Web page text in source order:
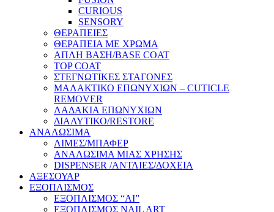
CURIOUS
SENSORY
ΘΕΡΑΠΕΙΕΣ
ΘΕΡΑΠΕΙΑ ΜΕ ΧΡΩΜΑ
ΑΠΛΗ ΒΑΣΗ/BASE COAT
TOP COAT
ΣΤΕΓΝΩΤΙΚΕΣ ΣΤΑΓΟΝΕΣ
ΜΑΛΑΚΤΙΚΟ ΕΠΩΝΥΧΙΩΝ – CUTICLE
REMOVER
ΛΑΔΑΚΙΑ ΕΠΩΝΥΧΙΩΝ
ΔΙΑΛΥΤΙΚΟ/RESTORE
ΑΝΑΛΩΣΙΜΑ
ΛΙΜΕΣ/ΜΠΑΦΕΡ
ΑΝΑΛΩΣΙΜΑ ΜΙΑΣ ΧΡΗΣΗΣ
DISPENSER /ΑΝΤΛΙΕΣ/ΔΟΧΕΙΑ
ΑΞΕΣΟΥΑΡ
ΕΞΟΠΛΙΣΜΟΣ
ΕΞΟΠΛΙΣΜΟΣ “AI”
ΕΞΟΠΛΙΣΜΟΣ NAIL ART